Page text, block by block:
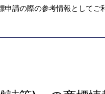
請の際の参考情報としてご